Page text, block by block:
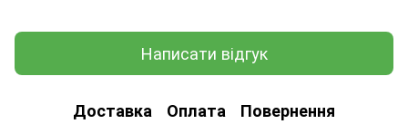
Написати відгук
Доставка Оплата Повернення